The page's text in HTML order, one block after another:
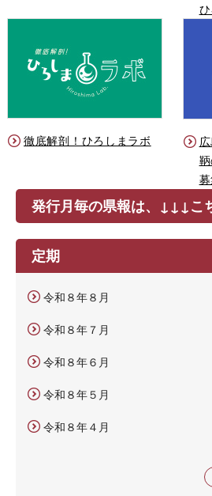
徹底解剖！ひろしまラボ
発行月毎の県報は、↓↓↓こ
定期
令和８年８月
令和８年７月
令和８年６月
令和８年５月
令和８年４月